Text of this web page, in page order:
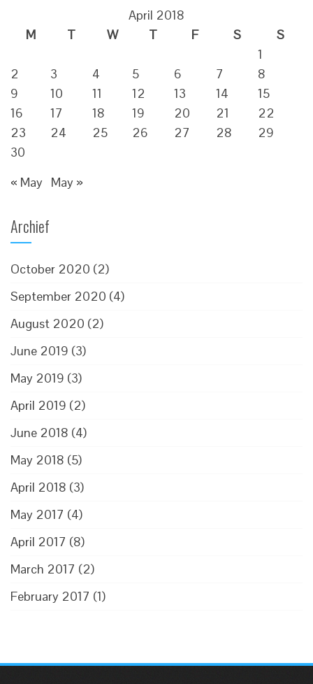
April 2018
M
T W T F S
S
1
2
3 4 5 6 7
8
9
10 11 12 13 14
15
16
17 18 19 20 21
22
23
24 25 26 27 28
29
30
« May May »
Archief
October 2020 (2)
September 2020 (4)
August 2020 (2)
June 2019 (3)
May 2019 (3)
April 2019 (2)
June 2018 (4)
May 2018 (5)
April 2018 (3)
May 2017 (4)
April 2017 (8)
March 2017 (2)
February 2017 (1)